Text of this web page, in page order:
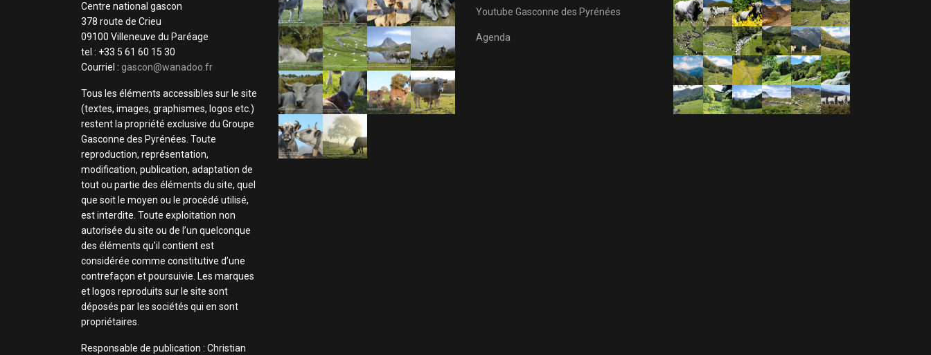
Centre national gascon
378 route de Crieu
09100 Villeneuve du Paréage
tel : +33 5 61 60 15 30
Courriel : gascon@wanadoo.fr
Tous les éléments accessibles sur le site
(textes, images, graphismes, logos etc.)
restent la propriété exclusive du Groupe
Gasconne des Pyrénées. Toute
reproduction, représentation,
modification, publication, adaptation de
tout ou partie des éléments du site, quel
que soit le moyen ou le procédé utilisé,
est interdite. Toute exploitation non
autorisée du site ou de l’un quelconque
des éléments qu’il contient est
considérée comme constitutive d’une
contrefaçon et poursuivie. Les marques
et logos reproduits sur le site sont
déposés par les sociétés qui en sont
propriétaires.
Responsable de publication : Christian
Youtube Gasconne des Pyrénées
Agenda